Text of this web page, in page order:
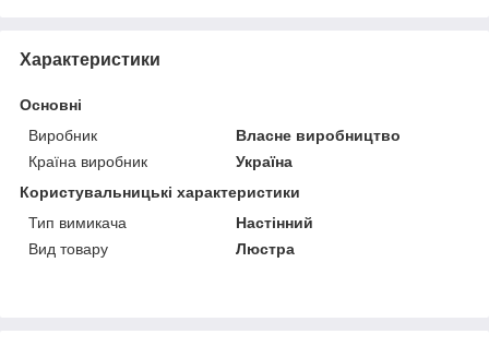
Характеристики
Основні
Виробник
Власне виробництво
Країна виробник
Україна
Користувальницькі характеристики
Тип вимикача
Настінний
Вид товару
Люстра